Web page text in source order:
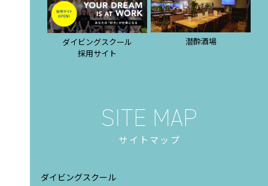
ダイビングスクール
採用サイト
潜酔酒場
サイトマップ
ダイビングスクール